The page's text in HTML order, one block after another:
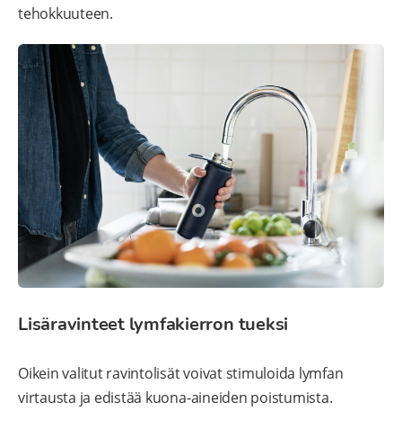
tehokkuuteen.
Lisäravinteet lymfakierron tueksi
Oikein valitut ravintolisät voivat stimuloida lymfan
virtausta ja edistää kuona-aineiden poistumista.